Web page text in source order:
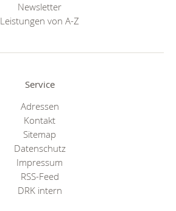
Newsletter
Leistungen von A-Z
Service
Adressen
Kontakt
Sitemap
Datenschutz
Impressum
RSS-Feed
DRK intern